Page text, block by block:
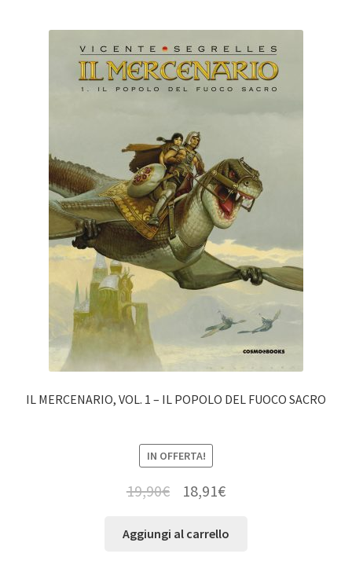
IL MERCENARIO, VOL. 1 – IL POPOLO DEL FUOCO SACRO
IN OFFERTA!
19,90€ 18,91€
Aggiungi al carrello